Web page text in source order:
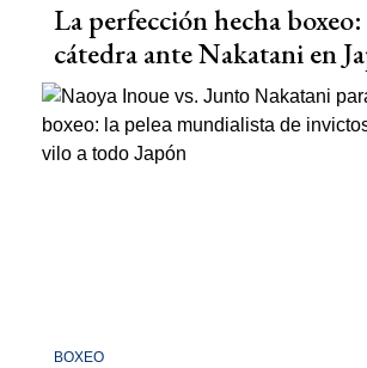
La perfección hecha
cátedra ante Nakatani en
BOXEO